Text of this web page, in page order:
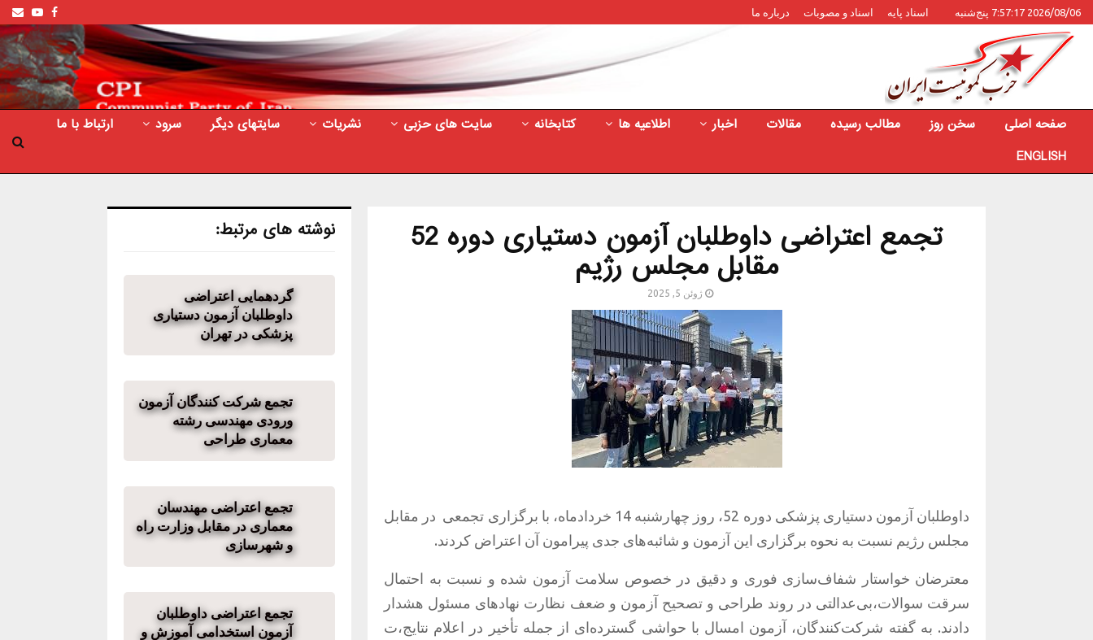
2026/08/06 7:57:17 پنج‌شنبه اسناد پایه اسناد و مصوبات درباره ما Facebook
صفحه اصلی سخن روز مطالب رسیده مقالات اخبار اطلاعیه ها کتابخانه سایت های حزبی نشریات سایتهای دیگر سرود
ارتباط با ما
ENGLISH
تجمع اعتراضی داوطلبان آزمون دستیاری دوره 52
مقابل مجلس رژیم
ژوئن 5, 2025
داوطلبان آزمون دستیاری پزشکی دوره 52، روز چهارشنبه 14 خردادماه، با برگزاری تجمعی
در مقابل
مجلس رژیم نسبت به نحوه برگزاری این آزمون و شائبه‌های جدی پیرامون آن اعتراض کردند.
معترضان خواستار شفاف‌سازی فوری و دقیق در خصوص سلامت آزمون شده و نسبت به احتمال
سرقت سوالات،بی‌عدالتی در روند طراحی و تصحیح آزمون و ضعف نظارت نهادهای مسئول هشدار
دادند. به گفته شرکت‌کنندگان، آزمون امسال با حواشی گسترده‌ای از جمله تأخیر در اعلام نتایج،ت
نوشته های مرتبط:
گردهمایی اعتراضی
داوطلبان آزمون دستیاری
پزشکی در تهران
تجمع شرکت کنندگان آزمون
ورودی مهندسی رشته
معماری طراحی
تجمع اعتراضی مهندسان
معماری در مقابل وزارت راه
و شهرسازی
تجمع اعتراضی داوطلبان
آزمون استخدامی آموزش و